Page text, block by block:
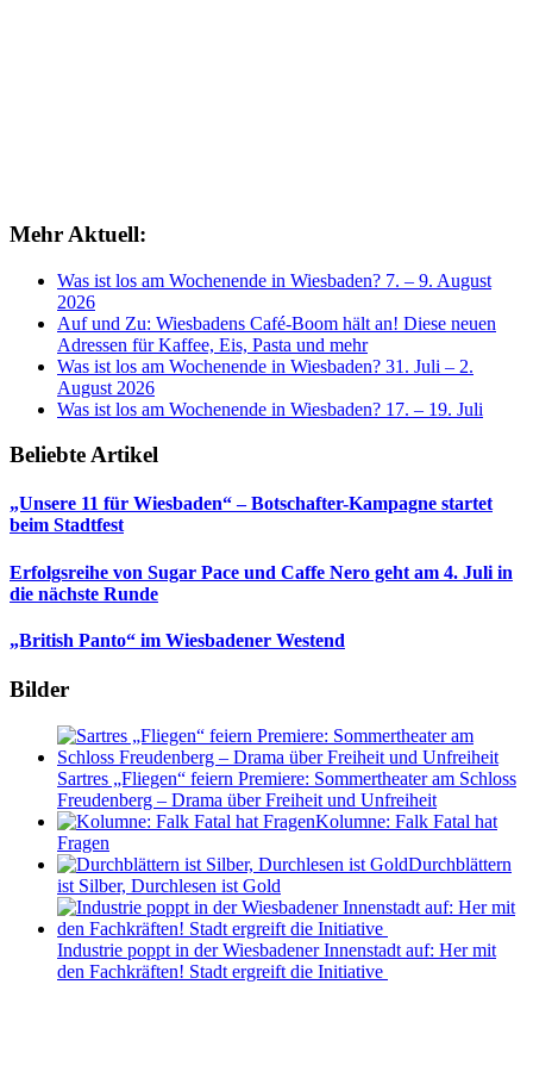
Mehr Aktuell:
Was ist los am Wochenende in Wiesbaden? 7. – 9. August
2026
Auf und Zu: Wiesbadens Café-Boom hält an! Diese neuen
Adressen für Kaffee, Eis, Pasta und mehr
Was ist los am Wochenende in Wiesbaden? 31. Juli – 2.
August 2026
Was ist los am Wochenende in Wiesbaden? 17. – 19. Juli
Beliebte Artikel
„Unsere 11 für Wiesbaden“ – Botschafter-Kampagne startet
beim Stadtfest
Erfolgsreihe von Sugar Pace und Caffe Nero geht am 4. Juli in
die nächste Runde
„British Panto“ im Wiesbadener Westend
Bilder
Sartres „Fliegen“ feiern Premiere: Sommertheater am Schloss
Freudenberg – Drama über Freiheit und Unfreiheit
Kolumne: Falk Fatal hat
Fragen
Durchblättern
ist Silber, Durchlesen ist Gold
Industrie poppt in der Wiesbadener Innenstadt auf: Her mit
den Fachkräften! Stadt ergreift die Initiative